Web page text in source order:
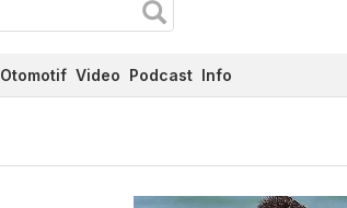
Otomotif Video Podcast Info